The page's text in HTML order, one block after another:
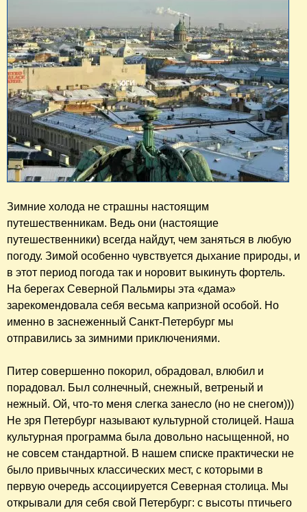
Зимние холода не страшны настоящим
путешественникам. Ведь они (настоящие
путешественники) всегда найдут, чем заняться в любую
погоду. Зимой особенно чувствуется дыхание природы, и
в этот период погода так и норовит выкинуть фортель.
На берегах Северной Пальмиры эта «дама»
зарекомендовала себя весьма капризной особой. Но
именно в заснеженный Санкт-Петербург мы
отправились за зимними приключениями.
Питер совершенно покорил, обрадовал, влюбил и
порадовал. Был солнечный, снежный, ветреный и
нежный. Ой, что-то меня слегка занесло (но не снегом)))
Не зря Петербург называют культурной столицей. Наша
культурная программа была довольно насыщенной, но
не совсем стандартной. В нашем списке практически не
было привычных классических мест, с которыми в
первую очередь ассоциируется Северная столица. Мы
открывали для себя свой Петербург: с высоты птичьего